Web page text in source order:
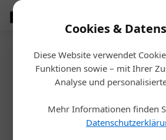
Cookies &
Diese Website verwendet
Funktionen sowie – mit Ihrer
Analyse und
Mehr Informationen finden
Startseite /Markt
Umbau
Neue